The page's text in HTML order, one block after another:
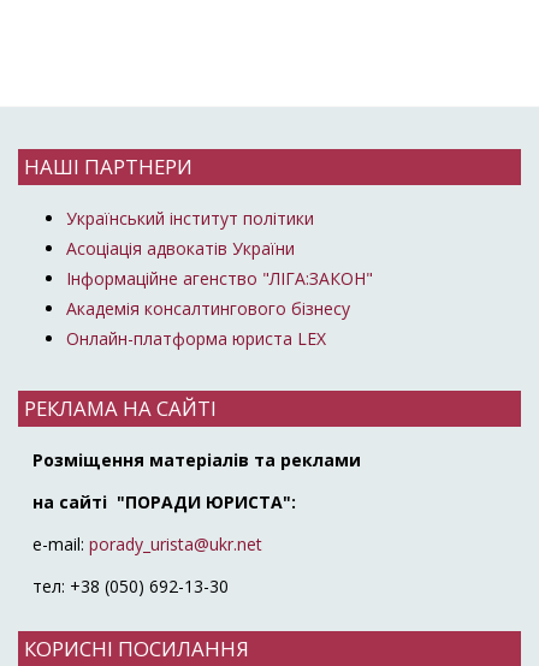
НАШІ ПАРТНЕРИ
Український інститут політики
Асоціація адвокатів України
Інформаційне агенство "ЛІГА:ЗАКОН"
Академія консалтингового бізнесу
Онлайн-платформа юриста LEX
РЕКЛАМА НА САЙТІ
Розміщення матеріалів та реклами
на сайті "ПОРАДИ ЮРИСТА":
e-mail: porady_urista@ukr.net
тел: +38 (050) 692-13-30
КОРИСНІ ПОСИЛАННЯ